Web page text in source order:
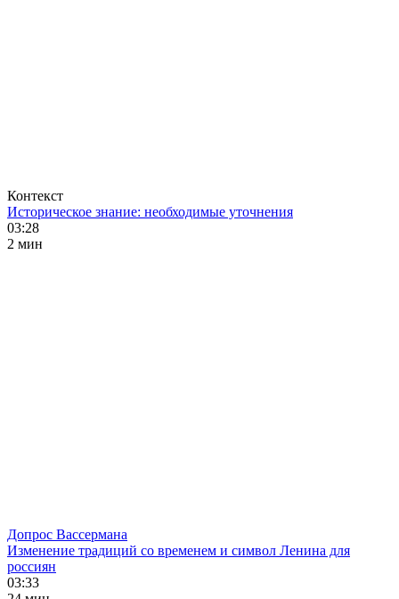
Контекст
Историческое знание: необходимые уточнения
03:28
2 мин
Допрос Вассермана
Изменение традиций со временем и символ Ленина для
россиян
03:33